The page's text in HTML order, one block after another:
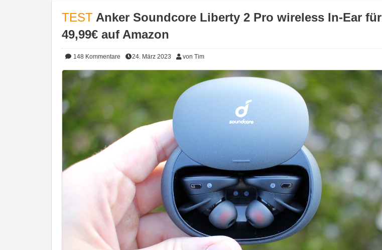
TEST Anker Soundcore Liberty 2 Pro wireless In-Ear für
49,99€ auf Amazon
148 Kommentare 24. März 2023 von Tim